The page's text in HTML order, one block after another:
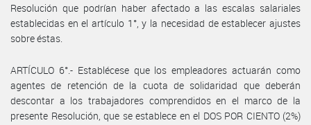
Resolución que podrían haber afectado a las escalas salariales
establecidas en el artículo 1°, y la necesidad de establecer ajustes
sobre éstas.
ARTÍCULO 6°.- Establécese que los empleadores actuarán como
agentes de retención de la cuota de solidaridad que deberán
descontar a los trabajadores comprendidos en el marco de la
presente Resolución, que se establece en el DOS POR CIENTO (2%)